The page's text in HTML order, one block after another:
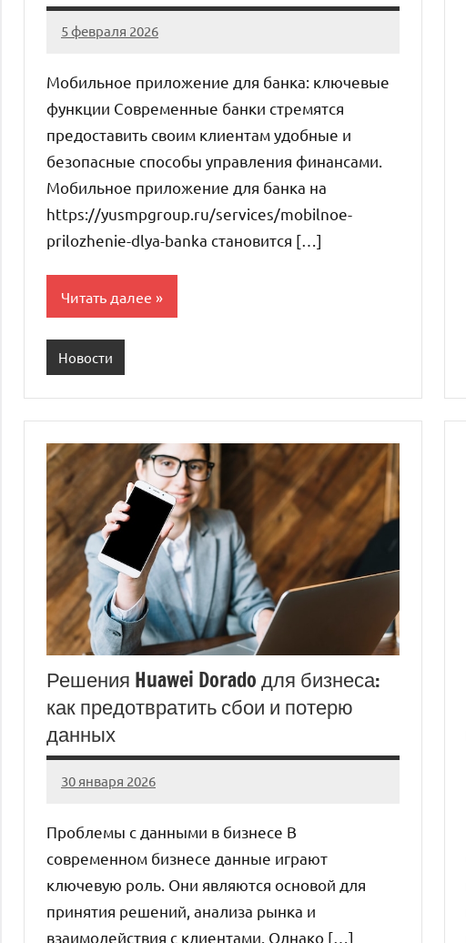
5 февраля 2026
Avtor
Нет
Мобильное приложение для банка: ключевые
функции Современные банки стремятся
предоставить своим клиентам удобные и
безопасные способы управления финансами.
Мобильное приложение для банка на
https://yusmpgroup.ru/services/mobilnoe-
prilozhenie-dlya-banka становится […]
Читать далее
Новости
Решения Huawei Dorado для бизнеса:
как предотвратить сбои и потерю
данных
30 января 2026
Avtor
Нет
Проблемы с данными в бизнесе В
современном бизнесе данные играют
ключевую роль. Они являются основой для
принятия решений, анализа рынка и
взаимодействия с клиентами. Однако […]